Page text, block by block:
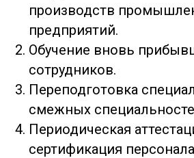
производств
предприятий.
Обучение вновь
сотрудников.
Переподготовка
смежных
Периодическая
сертификация